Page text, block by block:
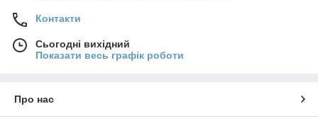
Контакти
Сьогодні вихідний
Показати весь графік роботи
Про нас